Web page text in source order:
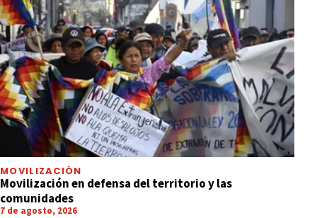
MOVILIZACIÓN
Movilización en defensa del territorio y las
comunidades
7 de agosto, 2026